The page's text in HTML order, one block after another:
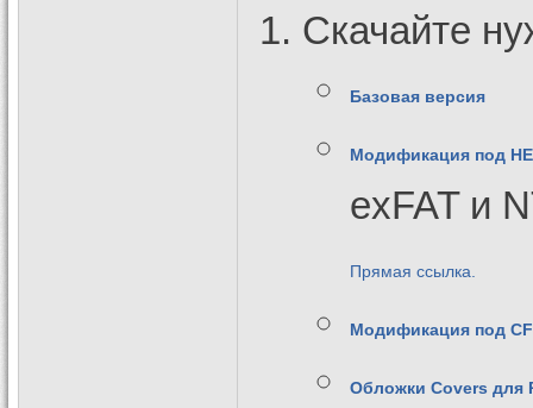
Скачайте
Базовая версия
Модификация под
exFAT и
Прямая ссылка.
Модификация под
Обложки Covers для